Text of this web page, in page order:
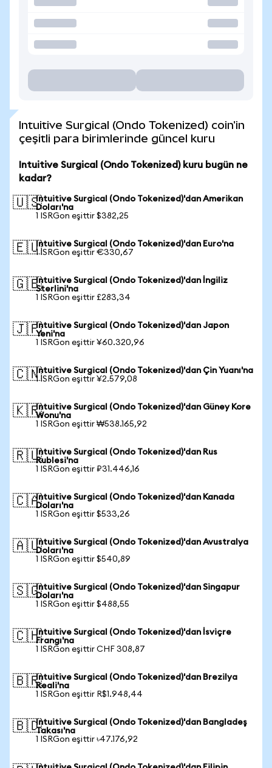
Intuitive Surgical (Ondo Tokenized) coin'in
çeşitli para birimlerinde güncel kuru
Intuitive Surgical (Ondo Tokenized) kuru bugün ne
kadar?
🇺🇸Intuitive Surgical (Ondo Tokenized)'dan Amerikan
Doları'na
1 ISRGon eşittir $382,25
🇪🇺Intuitive Surgical (Ondo Tokenized)'dan Euro'na
1 ISRGon eşittir €330,67
🇬🇧Intuitive Surgical (Ondo Tokenized)'dan İngiliz
Sterlini'na
1 ISRGon eşittir £283,34
🇯🇵Intuitive Surgical (Ondo Tokenized)'dan Japon
Yeni'na
1 ISRGon eşittir ¥60.320,96
🇨🇳Intuitive Surgical (Ondo Tokenized)'dan Çin Yuanı'na
1 ISRGon eşittir ¥2.579,08
🇰🇷Intuitive Surgical (Ondo Tokenized)'dan Güney Kore
Wonu'na
1 ISRGon eşittir ₩538.165,92
🇷🇺Intuitive Surgical (Ondo Tokenized)'dan Rus
Rublesi'na
1 ISRGon eşittir ₽31.446,16
🇨🇦Intuitive Surgical (Ondo Tokenized)'dan Kanada
Doları'na
1 ISRGon eşittir $533,26
🇦🇺Intuitive Surgical (Ondo Tokenized)'dan Avustralya
Doları'na
1 ISRGon eşittir $540,89
🇸🇬Intuitive Surgical (Ondo Tokenized)'dan Singapur
Doları'na
1 ISRGon eşittir $488,55
🇨🇭Intuitive Surgical (Ondo Tokenized)'dan İsviçre
Frangı'na
1 ISRGon eşittir CHF 308,87
🇧🇷Intuitive Surgical (Ondo Tokenized)'dan Brezilya
Reali'na
1 ISRGon eşittir R$1.948,44
🇧🇩Intuitive Surgical (Ondo Tokenized)'dan Bangladeş
Takası'na
1 ISRGon eşittir ৳47.176,92